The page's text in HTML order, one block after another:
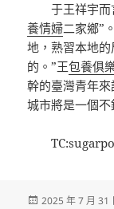
于王祥宇
養情婦二家鄉”
地，熟習本地
的。”王包養俱
幹的臺灣青年
城市將是一個不
發
2025 年 7 月 31